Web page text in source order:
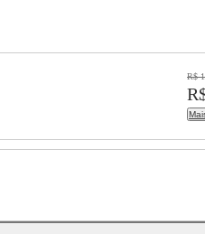
R$